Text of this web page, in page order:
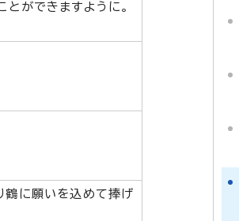
ができますように。
鶴に願いを込めて捧げ